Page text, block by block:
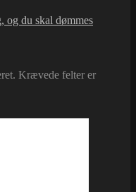
og du skal dømmes
Krævede felter er